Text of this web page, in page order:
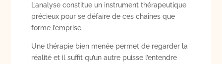
L’analyse constitue un instrument thérapeutique
précieux pour se défaire de ces chaînes que
forme l’emprise.
Une thérapie bien menée permet de regarder la
réalité et il suffit qu’un autre puisse l’entendre